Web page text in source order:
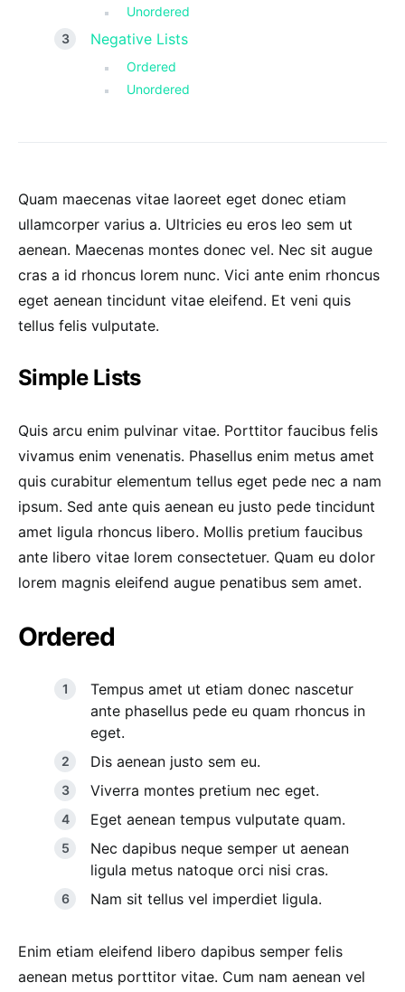
Unordered
Negative Lists
Ordered
Unordered
Quam maecenas vitae laoreet eget donec etiam
ullamcorper varius a. Ultricies eu eros leo sem ut
aenean. Maecenas montes donec vel. Nec sit augue
cras a id rhoncus lorem nunc. Vici ante enim rhoncus
eget aenean tincidunt vitae eleifend. Et veni quis
tellus felis vulputate.
Simple Lists
Quis arcu enim pulvinar vitae. Porttitor faucibus felis
vivamus enim venenatis. Phasellus enim metus amet
quis curabitur elementum tellus eget pede nec a nam
ipsum. Sed ante quis aenean eu justo pede tincidunt
amet ligula rhoncus libero. Mollis pretium faucibus
ante libero vitae lorem consectetuer. Quam eu dolor
lorem magnis eleifend augue penatibus sem amet.
Ordered
Tempus amet ut etiam donec nascetur
ante phasellus pede eu quam rhoncus in
eget.
Dis aenean justo sem eu.
Viverra montes pretium nec eget.
Eget aenean tempus vulputate quam.
Nec dapibus neque semper ut aenean
ligula metus natoque orci nisi cras.
Nam sit tellus vel imperdiet ligula.
Enim etiam eleifend libero dapibus semper felis
aenean metus porttitor vitae. Cum nam aenean vel